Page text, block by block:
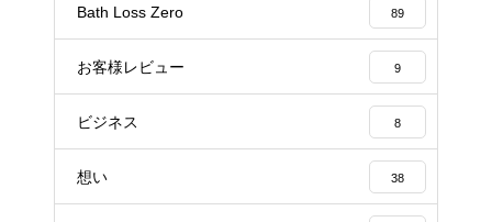
Bath Loss Zero 89
お客様レビュー 9
ビジネス 8
想い 38